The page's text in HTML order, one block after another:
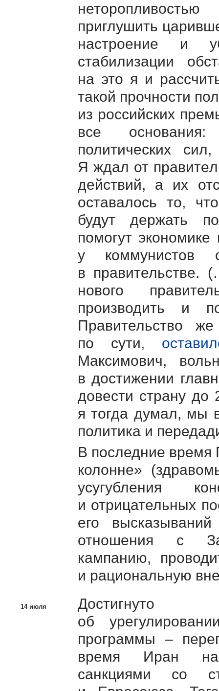
приглушить
настроение и
стабилизации
на это я и
такой прочности
из российских
все
политических
Я ждал от
действий, а их
оставалось то,
будут держать
помогут
у коммунистов
в правительстве.
нового
производить и
Правительство
по сути,
Максимович,
в достижении
довести страну до
я тогда думал, мы
политика и
В последние время
колонне»
усугубления
и отрицательных
его
отношения с
кампанию,
и рациональную
14 июля
Достигнуто
об
программы –
время Иран
санкциями со